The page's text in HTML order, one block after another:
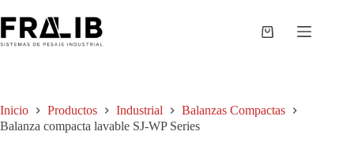
al
contenido
Shopping
Inicio Productos Industrial
Balanzas Compactas
Balanza compacta lavable SJ-WP Series